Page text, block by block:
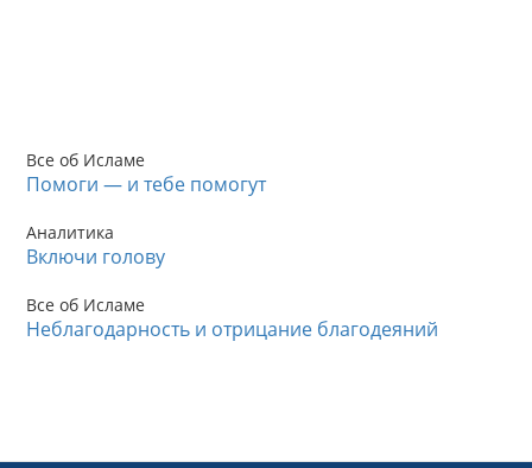
Все об Исламе
Помоги — и тебе помогут
Аналитика
Включи голову
Все об Исламе
Неблагодарность и отрицание благодеяний